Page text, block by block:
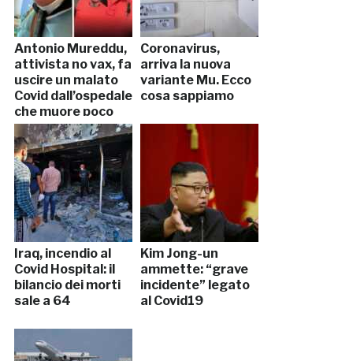
Antonio Mureddu,
attivista no vax, fa
uscire un malato
Covid dall’ospedale
che muore poco
dopo
Coronavirus,
arriva la nuova
variante Mu. Ecco
cosa sappiamo
Iraq, incendio al
Covid Hospital: il
bilancio dei morti
sale a 64
Kim Jong-un
ammette: “grave
incidente” legato
al Covid19